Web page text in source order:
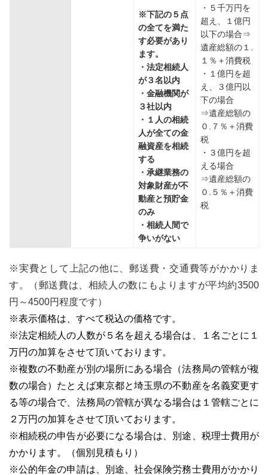
※下記の５点
の全てを満た
す必要があり
ます。
・法定相続人
が３名以内
・金融機関が
３社以内
・１人の相続
人が全ての金
融資産を相続
する
・承継業務の
対象財産が不
動産と預貯金
のみ
・相続人間で
争いがない
・５千万円を
超え、１億円
以下の場合⇒
遺産総額の１.
１％＋消費税
・１億円を超
え、３億円以
下の場合
⇒遺産総額の
０.７％＋消費
税
・３億円を超
える場合
⇒遺産総額の
０.５％＋消費
税
※実費として上記の他に、郵送費・交通費等がかかりま
す。（郵送費は、相続人の数にもよりますが平均約3500
円～4500円程度です）
※表示価格は、すべて税込の価格です。
※法定相続人の人数が５名を超える場合は、１名ごとに１
万円の加算をさせて頂いております。
※複数の不動産が別の場所にある場合（法務局の管轄が複
数の場合）たとえば東京都と埼玉県の不動産を名義変更す
る等の場合で、法務局の管轄が異なる場合は１管轄ごとに
２万円の加算をさせて頂いております。
※相続税の申告が必要になる場合は、別途、税理士費用が
かかります。（個別見積もり）
※公的年金の申請は、別途、社会保険労務士費用がかかり